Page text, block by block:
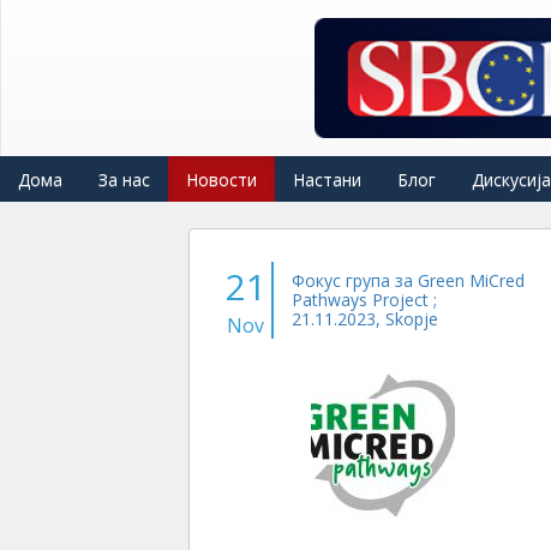
Дома За нас Новости Настани Блог Дискусија
21
Nov
Фокус група за Green MiCred
Pathways Project ;
21.11.2023, Skopje